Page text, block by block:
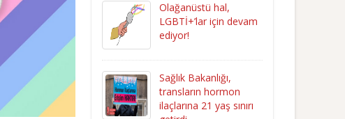
Olağanüstü hal,
LGBTİ+’lar için devam
ediyor!
Sağlık Bakanlığı,
transların hormon
ilaçlarına 21 yaş sınırı